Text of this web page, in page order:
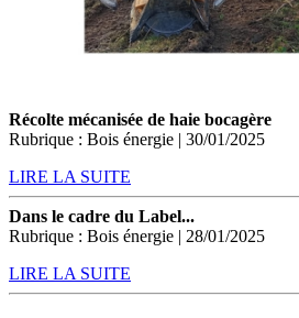
Récolte mécanisée de haie bocagère
Rubrique : Bois énergie | 30/01/2025
LIRE LA SUITE
Dans le cadre du Label...
Rubrique : Bois énergie | 28/01/2025
LIRE LA SUITE